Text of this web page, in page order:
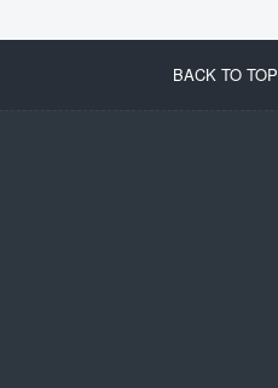
BACK TO TOP